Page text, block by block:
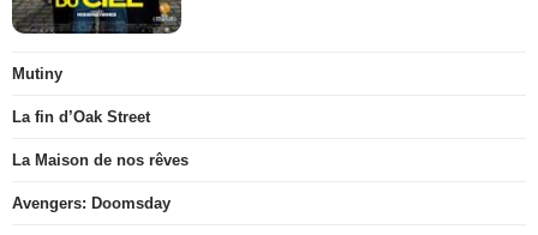
Mutiny
La fin d’Oak Street
La Maison de nos rêves
Avengers: Doomsday